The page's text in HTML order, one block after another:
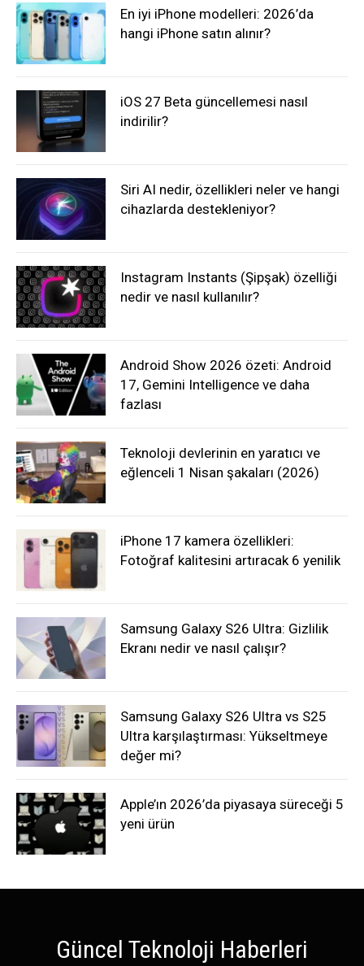
En iyi iPhone modelleri: 2026’da
hangi iPhone satın alınır?
iOS 27 Beta güncellemesi nasıl
indirilir?
Siri AI nedir, özellikleri neler ve hangi
cihazlarda destekleniyor?
Instagram Instants (Şipşak) özelliği
nedir ve nasıl kullanılır?
Android Show 2026 özeti: Android
17, Gemini Intelligence ve daha
fazlası
Teknoloji devlerinin en yaratıcı ve
eğlenceli 1 Nisan şakaları (2026)
iPhone 17 kamera özellikleri:
Fotoğraf kalitesini artıracak 6 yenilik
Samsung Galaxy S26 Ultra: Gizlilik
Ekranı nedir ve nasıl çalışır?
Samsung Galaxy S26 Ultra vs S25
Ultra karşılaştırması: Yükseltmeye
değer mi?
Apple’ın 2026’da piyasaya süreceği 5
yeni ürün
Güncel Teknoloji Haberleri